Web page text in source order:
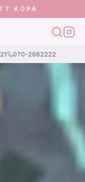
KÖPA
070-2662222